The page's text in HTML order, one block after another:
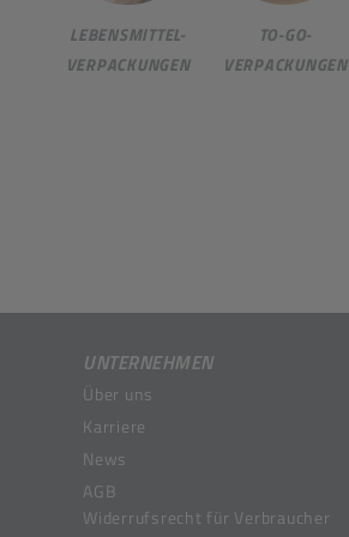
LEBENSMITTEL-
VERPACKUNGEN
TO-GO-
VERPACKUNGEN
UNTERNEHMEN
Über uns
Karriere
News
AGB
Widerrufsrecht für Verbraucher